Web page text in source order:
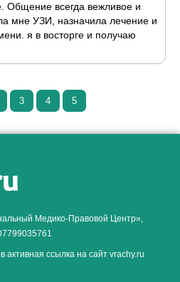
Общение всегда вежливое и
мне УЗИ, назначила лечение и
я в восторге и получаю
3 4 5
Медико-Правовой Центр»,
активная ссылка на сайт vrachy.ru